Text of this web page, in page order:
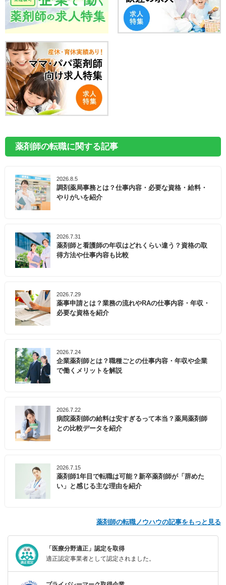
薬剤師の転職に関する記事
2026.8.5
調剤薬局事務とは？仕事内容・必要な資格・給料・
やりがいを紹介
2026.7.31
薬剤師と看護師の年収はどれくらい違う？資格の取
得方法や仕事内容も比較
2026.7.29
薬事申請とは？業務の流れやRAの仕事内容・年収・
必要な資格を紹介
2026.7.24
企業薬剤師とは？職種ごとの仕事内容・年収や企業
で働くメリットを解説
2026.7.22
病院薬剤師の給料は安すぎるって本当？薬局薬剤師
との比較データを紹介
2026.7.15
薬剤師1年目で転職は可能？新卒薬剤師が「辞めた
い」と感じる主な理由を紹介
薬剤師の転職ノウハウの記事をもっと見る
「医療分野適正」認定を取得
適正認定事業者として認定されました。